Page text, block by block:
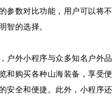
参数对比功能，用户可以将
智的选择。
户外小程序与众多知名户外
和购买各种山海装备，享受
安全和便捷。此外，小程序